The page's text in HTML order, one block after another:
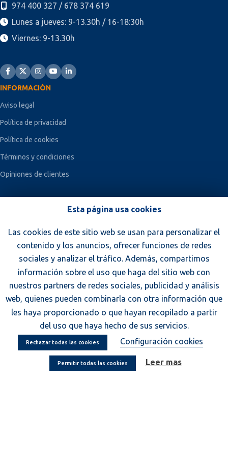
974 400 327 / 678 374 619
Lunes a jueves: 9-13.30h / 16-18:30h
Viernes: 9-13.30h
INFORMACIÓN
Aviso legal
Política de privacidad
Política de cookies
Términos y condiciones
Opiniones de clientes
Esta página usa cookies
Las cookies de este sitio web se usan para personalizar el
contenido y los anuncios, ofrecer funciones de redes
sociales y analizar el tráfico. Además, compartimos
información sobre el uso que haga del sitio web con
nuestros partners de redes sociales, publicidad y análisis
web, quienes pueden combinarla con otra información que
les haya proporcionado o que hayan recopilado a partir
del uso que haya hecho de sus servicios.
Rechazar todas las cookies Configuración cookies
Permitir todas las cookies Leer mas